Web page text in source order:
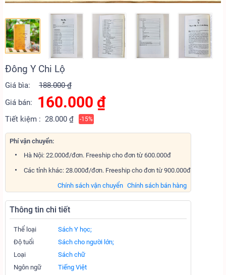
Đông Y Chi Lộ
Giá bìa:
188.000 ₫
Giá bán:
160.000 ₫
Tiết kiệm : 28.000 ₫ -15%
Phí vận chuyển:
Hà Nội: 22.000đ/đơn. Freeship cho đơn từ 600.000đ
Các tỉnh khác: 28.000đ/đơn. Freeship cho đơn từ 900.000đ
Chính sách bán hàng
Chính sách vận chuyển
Thông tin chi tiết
Thể loại
Sách Y học;
Độ tuổi
Sách cho người lớn;
Loại
Sách chữ
Ngôn ngữ
Tiếng Việt